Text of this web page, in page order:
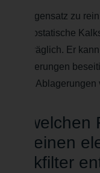
Im Gegensatz zu
elektrostatische
nachträglich. Er
Ablagerungen
neuer
In
für einen
Kalkfilter